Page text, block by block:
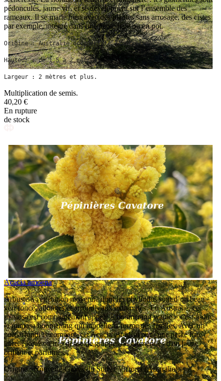
pédonculés, jaune vif, et se développent sur l’ensemble des
rameaux. Il se marie bien avec des plantes sans arrosage, des cistes
par exemple, intégré dans une petite haie ou en pot.
Origine : Australie occidentale (Australie).
Hauteur : de 1,5 à 2 mètres.
Largeur : 2 mètres et plus.
Multiplication de semis.
40,20 €
En rupture
de stock
Acacia amoena
Arbuste à végétation moyenne dont les phyllodes sont d’un beau
vert foncé, allongés et arrondis aux extrémités. En Australie, ce
mimosa est communément appelé « boomerang wattle » c'est-à-dire
le mimosa boomerang qui rappelle la forme des feuilles. Avec un
port arrondi et compact, cet Acacia est idéal pour une petite haie
libre. Floraison très dense de grappes de glomérules d'un jaune
brillant et parfumés.
Origine : Nouvelle-Galles du Sud et Victoria (Australie).